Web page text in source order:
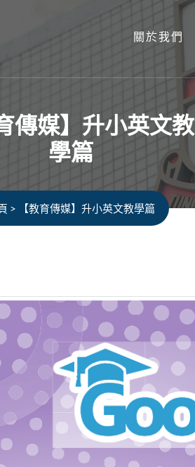
關於我們
傳媒】升小英文教
學篇
> 【教育傳媒】升小英文教學篇